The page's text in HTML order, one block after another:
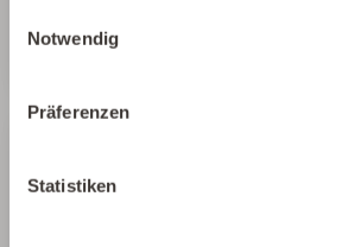
Notwendig
Präferenzen
Statistiken25 Leitlinien